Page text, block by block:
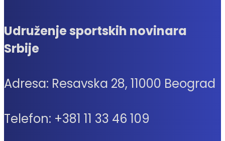
Udruženje sportskih novinara
Srbije
Adresa: Resavska 28, 11000 Beograd
Telefon: +381 11 33 46 109